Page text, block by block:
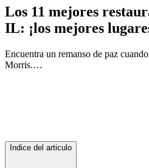
Los 11 mejores
IL: ¡los mejores
Encuentra un remanso de paz
Morris.…
Indice del articulo